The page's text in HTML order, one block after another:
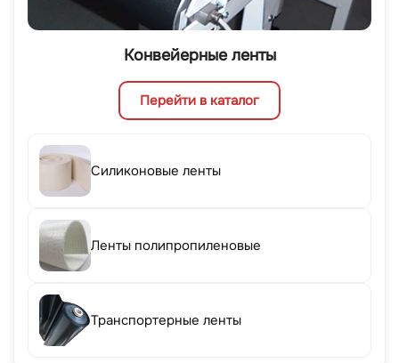
Конвейерные ленты
Перейти в каталог
Силиконовые ленты
Ленты полипропиленовые
Транспортерные ленты